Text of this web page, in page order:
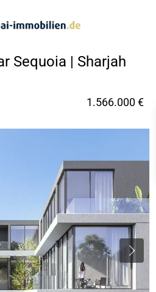
Sequoia | Sharjah
1.566.000 €
Next